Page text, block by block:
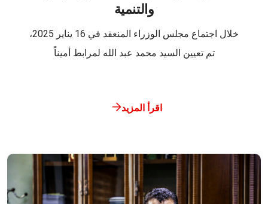
والتنمية
خلال اجتماع مجلس الوزراء المنعقد في 16 يناير 2025،
تم تعيين السيد محمد عبد الله لمرابط أميناً
اقرأ المزيد